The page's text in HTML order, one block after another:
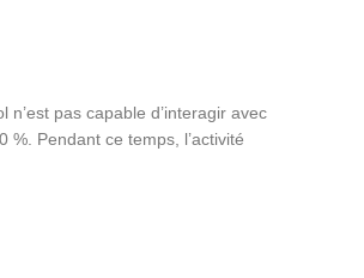
pas capable d’interagir avec
Pendant ce temps, l’activité